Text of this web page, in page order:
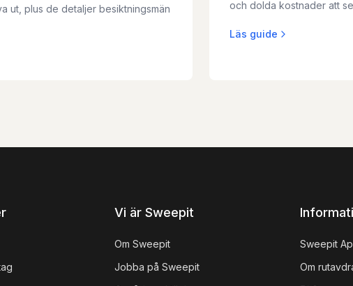
ut, plus de detaljer besiktningsmän
och dolda kostnader att
Läs guide
Vi är Sweepit
Om Sweepit
Jobba på Sweepit
Sweepit
Om